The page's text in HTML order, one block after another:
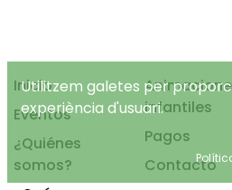
Inicio
Eventos
¿Quiénes
somos?
infantiles
Pagos
Contacto
Utilitzem galetes per
experiència d'usuari.